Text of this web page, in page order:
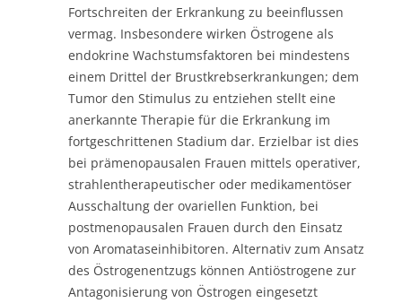
Fortschreiten der Erkrankung zu beeinflussen
vermag. Insbesondere wirken Östrogene als
endokrine Wachstumsfaktoren bei mindestens
einem Drittel der Brustkrebserkrankungen; dem
Tumor den Stimulus zu entziehen stellt eine
anerkannte Therapie für die Erkrankung im
fortgeschrittenen Stadium dar. Erzielbar ist dies
bei prämenopausalen Frauen mittels operativer,
strahlentherapeutischer oder medikamentöser
Ausschaltung der ovariellen Funktion, bei
postmenopausalen Frauen durch den Einsatz
von Aromataseinhibitoren. Alternativ zum Ansatz
des Östrogenentzugs können Antiöstrogene zur
Antagonisierung von Östrogen eingesetzt